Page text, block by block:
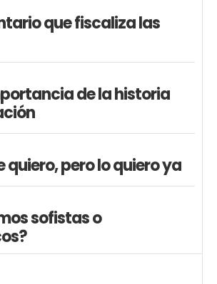
que fiscaliza las
de la historia
quiero, pero lo quiero ya
sofistas o